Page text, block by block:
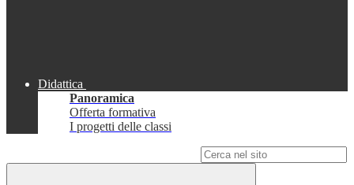
Didattica
Panoramica
Offerta formativa
I progetti delle classi